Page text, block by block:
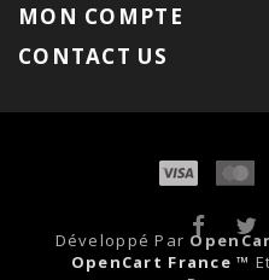
MON COMPTE
CONTACT US
Développé Par
OpenCart France ™ Et